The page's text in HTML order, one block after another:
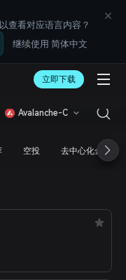
以查看对应语言内容？
继续使用 简体中文
立即下载
Avalanche-C
空投 去中心化金融